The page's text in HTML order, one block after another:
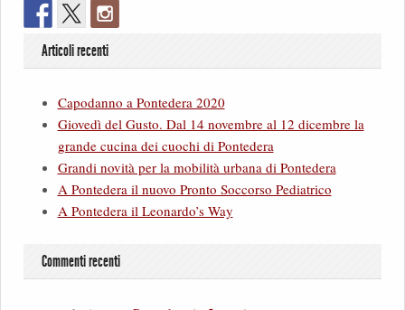
Articoli recenti
Capodanno a Pontedera 2020
Giovedì del Gusto. Dal 14 novembre al 12 dicembre la
grande cucina dei cuochi di Pontedera
Grandi novità per la mobilità urbana di Pontedera
A Pontedera il nuovo Pronto Soccorso Pediatrico
A Pontedera il Leonardo’s Way
Commenti recenti